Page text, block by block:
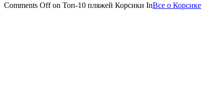
Comments Offon Топ-10 пляжей Корсики InВсе о Корсике